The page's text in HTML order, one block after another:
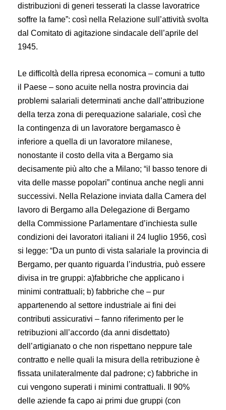
distribuzioni di generi tesserati la classe lavoratrice
soffre la fame”: così nella Relazione sull’attività svolta
dal Comitato di agitazione sindacale dell’aprile del
1945.
Le difficoltà della ripresa economica – comuni a tutto
il Paese – sono acuite nella nostra provincia dai
problemi salariali determinati anche dall’attribuzione
della terza zona di perequazione salariale, così che
la contingenza di un lavoratore bergamasco è
inferiore a quella di un lavoratore milanese,
nonostante il costo della vita a Bergamo sia
decisamente più alto che a Milano; “il basso tenore di
vita delle masse popolari” continua anche negli anni
successivi. Nella Relazione inviata dalla Camera del
lavoro di Bergamo alla Delegazione di Bergamo
della Commissione Parlamentare d’inchiesta sulle
condizioni dei lavoratori italiani il 24 luglio 1956, così
si legge: “Da un punto di vista salariale la provincia di
Bergamo, per quanto riguarda l’industria, può essere
divisa in tre gruppi: a)fabbriche che applicano i
minimi contrattuali; b) fabbriche che – pur
appartenendo al settore industriale ai fini dei
contributi assicurativi – fanno riferimento per le
retribuzioni all’accordo (da anni disdettato)
dell’artigianato o che non rispettano neppure tale
contratto e nelle quali la misura della retribuzione è
fissata unilateralmente dal padrone; c) fabbriche in
cui vengono superati i minimi contrattuali. Il 90%
delle aziende fa capo ai primi due gruppi (con